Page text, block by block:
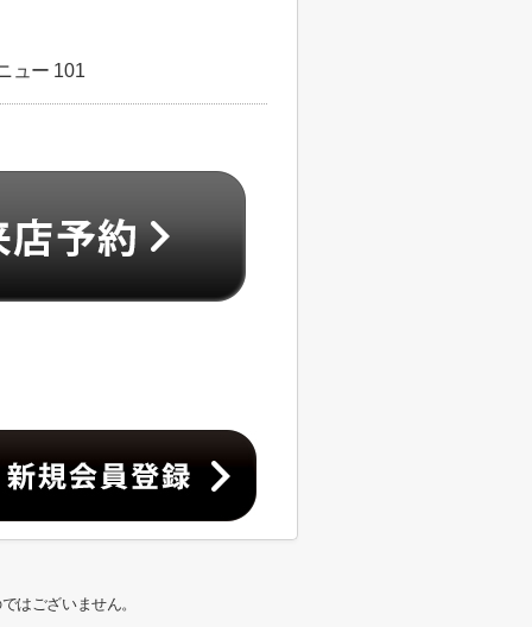
ュー 101
はございません。